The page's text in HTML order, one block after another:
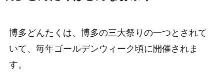
博多どんたくは、博多の三大祭りの一つとされて
いて、毎年ゴールデンウィーク頃に開催されま
す。